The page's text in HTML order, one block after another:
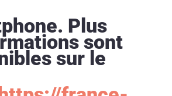
Plus
sont
sur le